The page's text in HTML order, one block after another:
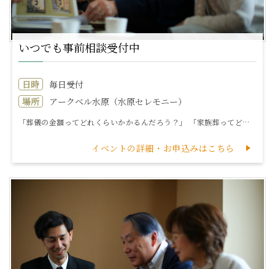
いつでも事前相談受付中
日時
毎日受付
場所
アークベル水原（水原セレモニー）
「葬儀の金額ってどれくらいかかるんだろう？」 「家族葬ってどんな内容だろう？」 「お寺様との付き合いについてどうしたらよいか？」 など「こんな時どうす...
イベントの詳細・お申込みはこちら